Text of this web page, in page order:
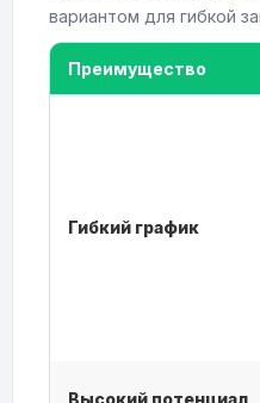
вариантом для гибкой
Преимущество
Гибкий график
Высокий потенциал